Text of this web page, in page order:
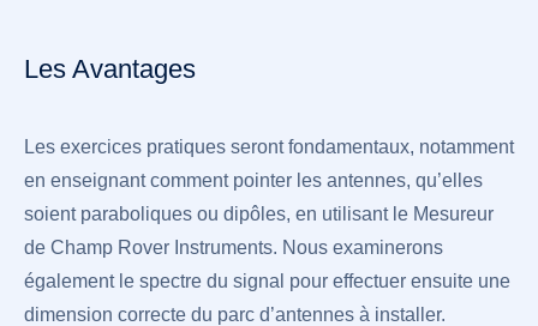
Les Avantages
Les exercices pratiques seront fondamentaux, notamment
en enseignant comment pointer les antennes, qu’elles
soient paraboliques ou dipôles, en utilisant le Mesureur
de Champ Rover Instruments. Nous examinerons
également le spectre du signal pour effectuer ensuite une
dimension correcte du parc d’antennes à installer.